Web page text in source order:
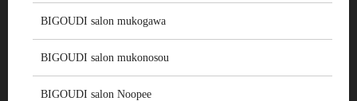
BIGOUDI salon mukogawa
BIGOUDI salon mukonosou
BIGOUDI salon Noopee